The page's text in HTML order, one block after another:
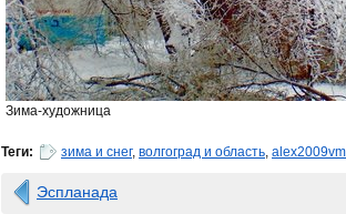
Зима-художница
Теги: зима и снег, волгоград и область,
Эспланада